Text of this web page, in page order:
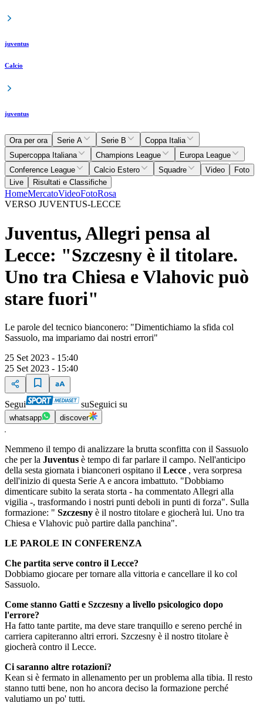
juventus
Calcio
juventus
Ora per ora Serie A Serie B
Coppa Italia
Supercoppa Italiana
Champions League
Europa League
Conference League
Calcio Estero Squadre Video
Foto
Live
Risultati e Classifiche
HomeMercatoVideoFotoRosa
VERSO JUVENTUS-LECCE
Juventus, Allegri pensa al
Lecce: "Szczesny è il titolare.
Uno tra Chiesa e Vlahovic può
stare fuori"
Le parole del tecnico bianconero: "Dimentichiamo la sfida col
Sassuolo, ma impariamo dai nostri errori"
25 Set 2023 - 15:40
25 Set 2023 - 15:40
Segui suSeguici su
whatsapp discover
Nemmeno il tempo di analizzare la brutta sconfitta con il Sassuolo
che per la Juventus è tempo di far parlare il campo. Nell'anticipo
della sesta giornata i bianconeri ospitano il Lecce , vera sorpresa
dell'inizio di questa Serie A e ancora imbattuto. "Dobbiamo
dimenticare subito la serata storta - ha commentato Allegri alla
vigilia -, trasformando i nostri punti deboli in punti di forza". Sulla
formazione: " Szczesny è il nostro titolare e giocherà lui. Uno tra
Chiesa e Vlahovic può partire dalla panchina".
LE PAROLE IN CONFERENZA
Che partita serve contro il Lecce?
Dobbiamo giocare per tornare alla vittoria e cancellare il ko col
Sassuolo.
Come stanno Gatti e Szczesny a livello psicologico dopo
l'errore?
Ha fatto tante partite, ma deve stare tranquillo e sereno perché in
carriera capiteranno altri errori. Szczesny è il nostro titolare è
giocherà contro il Lecce.
Ci saranno altre rotazioni?
Kean si è fermato in allenamento per un problema alla tibia. Il resto
stanno tutti bene, non ho ancora deciso la formazione perché
valutiamo un po' tutti.